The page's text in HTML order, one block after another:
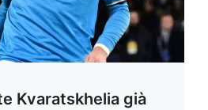
Kvaratskhelia già